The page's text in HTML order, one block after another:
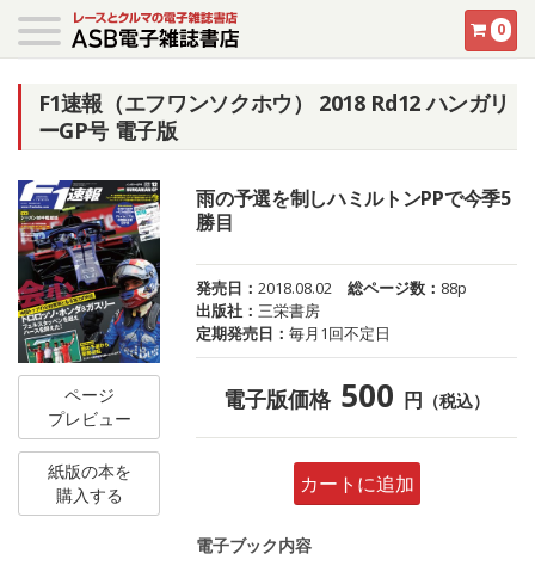
0
F1速報（エフワンソクホウ） 2018 Rd12 ハンガリ
ーGP号 電子版
ページ
プレビュー
紙版の本を
購入する
雨の予選を制しハミルトンPPで今季5
勝目
発売日：2018.08.02 総ページ数： 88p
出版社：三栄書房
定期発売日：毎月1回不定日
電子版価格 500 円 （税込）
カートに追加
電子ブック内容